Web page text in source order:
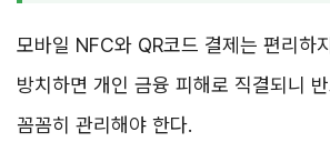
모바일 NFC와 QR코드 결제는 편리하
방치하면 개인 금융 피해로 직결되니
꼼꼼히 관리해야 한다.